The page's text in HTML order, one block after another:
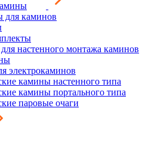
для каминов
настенного монтажа каминов
электрокаминов
камины настенного типа
камины портального типа
паровые очаги